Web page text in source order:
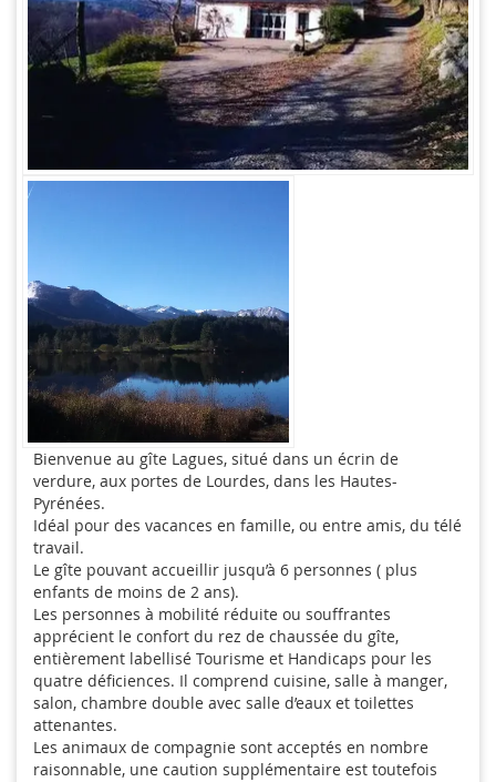
Bienvenue au gîte Lagues, situé dans un écrin de
verdure, aux portes de Lourdes, dans les Hautes-
Pyrénées.
Idéal pour des vacances en famille, ou entre amis, du télé
travail.
Le gîte pouvant accueillir jusqu’à 6 personnes ( plus
enfants de moins de 2 ans).
Les personnes à mobilité réduite ou souffrantes
apprécient le confort du rez de chaussée du gîte,
entièrement labellisé Tourisme et Handicaps pour les
quatre déficiences. Il comprend cuisine, salle à manger,
salon, chambre double avec salle d’eaux et toilettes
attenantes.
Les animaux de compagnie sont acceptés en nombre
raisonnable, une caution supplémentaire est toutefois